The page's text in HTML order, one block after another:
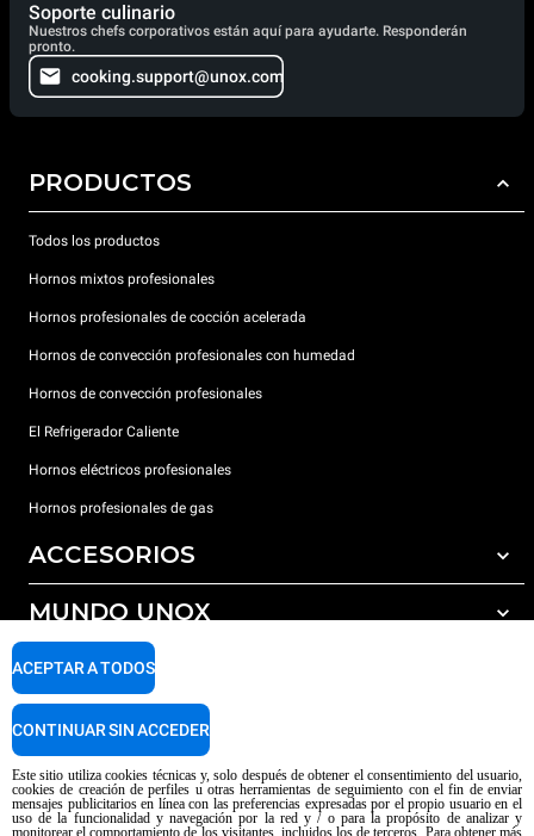
Soporte culinario
Nuestros chefs corporativos están aquí para ayudarte. Responderán
pronto.
cooking.support@unox.com
PRODUCTOS
Todos los productos
Hornos mixtos profesionales
Hornos profesionales de cocción acelerada
Hornos de convección profesionales con humedad
Hornos de convección profesionales
El Refrigerador Caliente
Hornos eléctricos profesionales
Hornos profesionales de gas
ACCESORIOS
Todos los accesorios
Detergentes para lavado automático
Detergentes para lavado manual
Tratamiento de agua con filtros de resina
MUNDO UNOX
Nuestras sedes en el mundo
SOPORTE
Garantía Unox
Centros de servicio técnico
Aviso sobre el contenido generado por IA
Privacy policy Cookie policy
Este sitio utiliza cookies técnicas y, solo después de obtener el consentimiento del usuario,
cookies de creación de perfiles u otras herramientas de seguimiento con el fin de enviar
mensajes publicitarios en línea con las preferencias expresadas por el propio usuario en el
uso de la funcionalidad y navegación por la red y / o para la propósito de analizar y
monitorear el comportamiento de los visitantes, incluidos los de terceros. Para obtener más
ACEPTAR A TODOS
CONTINUAR SIN ACCEDER